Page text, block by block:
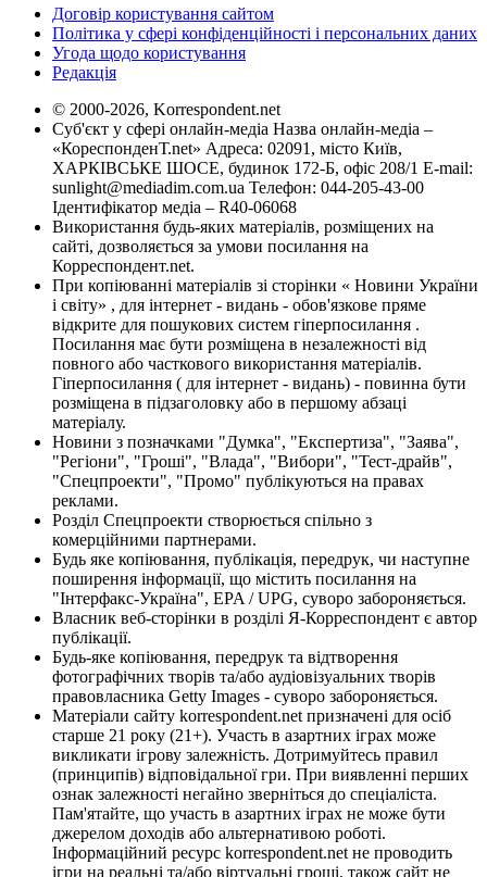
Договір користування сайтом
Політика у сфері конфіденційності і персональних даних
Угода щодо користування
Редакція
© 2000-2026, Korrespondent.net
Суб'єкт у сфері онлайн-медіа Назва онлайн-медіа –
«КореспонденТ.net» Адреса: 02091, місто Київ,
ХАРКІВСЬКЕ ШОСЕ, будинок 172-Б, офіс 208/1 E-mail:
sunlight@mediadim.com.ua Телефон: 044-205-43-00
Ідентифікатор медіа – R40-06068
Використання будь-яких матеріалів, розміщених на
сайті, дозволяється за умови посилання на
Корреспондент.net.
При копіюванні матеріалів зі сторінки « Новини України
і світу» , для інтернет - видань - обов'язкове пряме
відкрите для пошукових систем гіперпосилання .
Посилання має бути розміщена в незалежності від
повного або часткового використання матеріалів.
Гіперпосилання ( для інтернет - видань) - повинна бути
розміщена в підзаголовку або в першому абзаці
матеріалу.
Новини з позначками "Думка", "Експертиза", "Заява",
"Регіони", "Гроші", "Влада", "Вибори", "Тест-драйв",
"Спецпроекти", "Промо" публікуються на правах
реклами.
Розділ Спецпроекти створюється спільно з
комерційними партнерами.
Будь яке копіювання, публікація, передрук, чи наступне
поширення інформації, що містить посилання на
"Інтерфакс-Україна", EPA / UPG, суворо забороняється.
Власник веб-сторінки в розділі Я-Корреспондент є автор
публікації.
Будь-яке копіювання, передрук та відтворення
фотографічних творів та/або аудіовізуальних творів
правовласника Getty Images - суворо забороняється.
Матеріали сайту korrespondent.net призначені для осіб
старше 21 року (21+). Участь в азартних іграх може
викликати ігрову залежність. Дотримуйтесь правил
(принципів) відповідальної гри. При виявленні перших
ознак залежності негайно зверніться до спеціаліста.
Пам'ятайте, що участь в азартних іграх не може бути
джерелом доходів або альтернативою роботі.
Інформаційний ресурс korrespondent.net не проводить
ігри на реальні та/або віртуальні гроші, також сайт не